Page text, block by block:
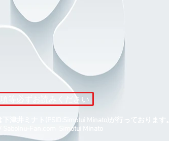
項等必ずお読みください
津井ミナト(PSID:Simotui Minato)が行っております。
SaboInu-Fan.com Simotui Minato